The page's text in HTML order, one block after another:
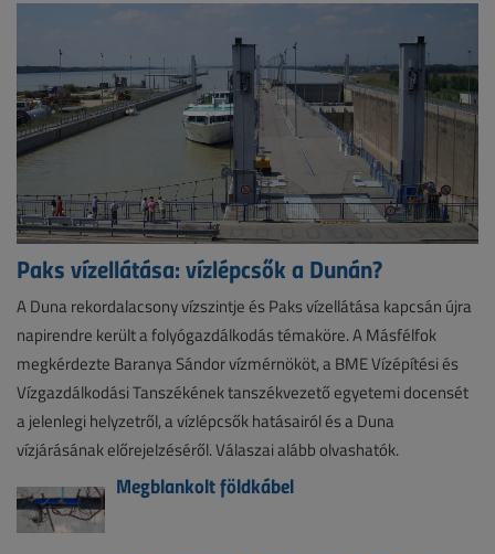
Paks vízellátása: vízlépcsők a Dunán?
A Duna rekordalacsony vízszintje és Paks vízellátása kapcsán újra
napirendre került a folyógazdálkodás témaköre. A Másfélfok
megkérdezte Baranya Sándor vízmérnököt, a BME Vízépítési és
Vízgazdálkodási Tanszékének tanszékvezető egyetemi docensét
a jelenlegi helyzetről, a vízlépcsők hatásairól és a Duna
vízjárásának előrejelzéséről. Válaszai alább olvashatók.
Megblankolt földkábel